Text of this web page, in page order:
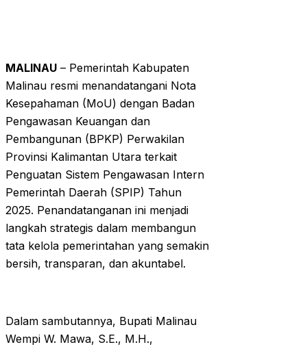
MALINAU – Pemerintah Kabupaten
Malinau resmi menandatangani Nota
Kesepahaman (MoU) dengan Badan
Pengawasan Keuangan dan
Pembangunan (BPKP) Perwakilan
Provinsi Kalimantan Utara terkait
Penguatan Sistem Pengawasan Intern
Pemerintah Daerah (SPIP) Tahun
2025. Penandatanganan ini menjadi
langkah strategis dalam membangun
tata kelola pemerintahan yang semakin
bersih, transparan, dan akuntabel.
Dalam sambutannya, Bupati Malinau
Wempi W. Mawa, S.E., M.H.,